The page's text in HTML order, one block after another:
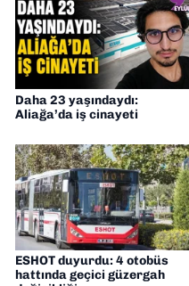
Daha 23 yaşındaydı:
Aliağa’da iş cinayeti
ESHOT duyurdu: 4 otobüs
hattında geçici güzergah